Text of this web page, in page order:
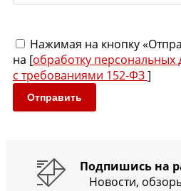
Нажимая на кнопку
на [обработку персональных
с требованиями 152-ФЗ]
Отправить
Подпишись на
Новости,